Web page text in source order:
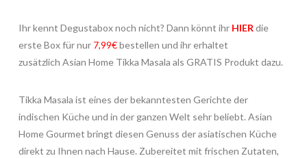
Ihr kennt Degustabox noch nicht? Dann könnt ihr HIER die
erste Box für nur7,99€bestellen und ihr erhaltet
zusätzlich Asian Home Tikka Masala als GRATIS Produkt dazu.
Tikka Masala ist eines der bekanntesten Gerichte der
indischen Küche und in der ganzen Welt sehr beliebt. Asian
Home Gourmet bringt diesen Genuss der asiatischen Küche
direkt zu Ihnen nach Hause. Zubereitet mit frischen Zutaten,